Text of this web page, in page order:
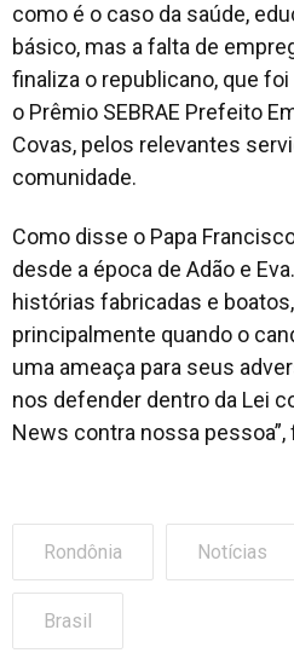
como é o caso da saúde,
básico, mas a falta de
finaliza o republicano, que
o Prêmio SEBRAE Prefeito
Covas, pelos relevantes
comunidade.
Como disse o Papa
desde a época de Adão e
histórias fabricadas e
principalmente quando o
uma ameaça para seus
nos defender dentro da Lei
News contra nossa pessoa”,
Rondônia Notícias
Brasil